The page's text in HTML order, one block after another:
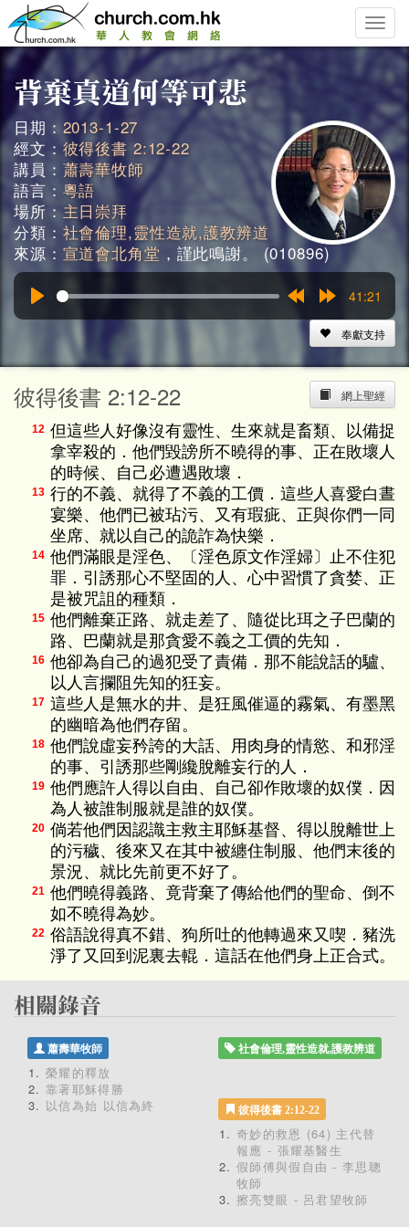
Toggle
日期： 2013-1-27
經文：彼得後書 2:12-22
講員： 蕭壽華牧師
語言： 粵語
場所： 主日崇拜
分類： 社會倫理,靈性造就,護教辨道
來源： 宣道會北角堂 ，謹此鳴謝。 (010896)
15s
15s
41:21
奉獻支持
網上聖經
彼得後書 2:12-22
12 但這些人好像沒有靈性、生來就是畜類、以備捉
拿宰殺的．他們毀謗所不曉得的事、正在敗壞人
的時候、自己必遭遇敗壞．
13 行的不義、就得了不義的工價．這些人喜愛白晝
宴樂、他們已被玷污、又有瑕疵、正與你們一同
坐席、就以自己的詭詐為快樂．
14 他們滿眼是淫色、〔淫色原文作淫婦〕止不住犯
罪．引誘那心不堅固的人、心中習慣了貪婪、正
是被咒詛的種類．
15 他們離棄正路、就走差了、隨從比珥之子巴蘭的
路、巴蘭就是那貪愛不義之工價的先知．
16 他卻為自己的過犯受了責備．那不能說話的驢、
以人言攔阻先知的狂妄。
17 這些人是無水的井、是狂風催逼的霧氣、有墨黑
的幽暗為他們存留。
18 他們說虛妄矜誇的大話、用肉身的情慾、和邪淫
的事、引誘那些剛纔脫離妄行的人．
19 他們應許人得以自由、自己卻作敗壞的奴僕．因
為人被誰制服就是誰的奴僕。
20 倘若他們因認識主救主耶穌基督、得以脫離世上
的污穢、後來又在其中被纏住制服、他們末後的
景況、就比先前更不好了。
21 他們曉得義路、竟背棄了傳給他們的聖命、倒不
如不曉得為妙。
22 俗語說得真不錯、狗所吐的他轉過來又喫．豬洗
淨了又回到泥裏去輥．這話在他們身上正合式。
蕭壽華牧師
榮耀的釋放
靠著耶穌得勝
以信為始 以信為終
社會倫理,靈性造就,護教辨道
彼得後書 2:12-22
奇妙的救恩 (64) 主代替
報應 - 張耀基醫生
假師傅與假自由 - 李思聰
牧師
擦亮雙眼 - 呂君望牧師